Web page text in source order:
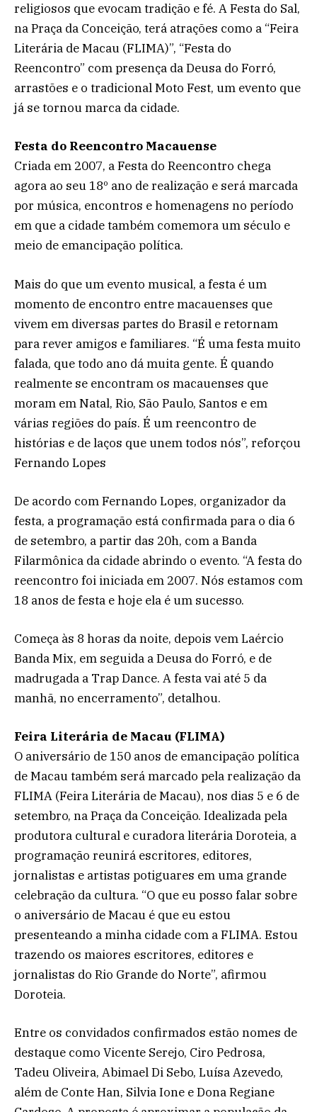
religiosos que evocam tradição e fé. A Festa do Sal,
na Praça da Conceição, terá atrações como a “Feira
Literária de Macau (FLIMA)”, “Festa do
Reencontro” com presença da Deusa do Forró,
arrastões e o tradicional Moto Fest, um evento que
já se tornou marca da cidade.
Festa do Reencontro Macauense
Criada em 2007, a Festa do Reencontro chega
agora ao seu 18º ano de realização e será marcada
por música, encontros e homenagens no período
em que a cidade também comemora um século e
meio de emancipação política.
Mais do que um evento musical, a festa é um
momento de encontro entre macauenses que
vivem em diversas partes do Brasil e retornam
para rever amigos e familiares. “É uma festa muito
falada, que todo ano dá muita gente. É quando
realmente se encontram os macauenses que
moram em Natal, Rio, São Paulo, Santos e em
várias regiões do país. É um reencontro de
histórias e de laços que unem todos nós”, reforçou
Fernando Lopes
De acordo com Fernando Lopes, organizador da
festa, a programação está confirmada para o dia 6
de setembro, a partir das 20h, com a Banda
Filarmônica da cidade abrindo o evento. “A festa do
reencontro foi iniciada em 2007. Nós estamos com
18 anos de festa e hoje ela é um sucesso.
Começa às 8 horas da noite, depois vem Laércio
Banda Mix, em seguida a Deusa do Forró, e de
madrugada a Trap Dance. A festa vai até 5 da
manhã, no encerramento”, detalhou.
Feira Literária de Macau (FLIMA)
O aniversário de 150 anos de emancipação política
de Macau também será marcado pela realização da
FLIMA (Feira Literária de Macau), nos dias 5 e 6 de
setembro, na Praça da Conceição. Idealizada pela
produtora cultural e curadora literária Doroteia, a
programação reunirá escritores, editores,
jornalistas e artistas potiguares em uma grande
celebração da cultura. “O que eu posso falar sobre
o aniversário de Macau é que eu estou
presenteando a minha cidade com a FLIMA. Estou
trazendo os maiores escritores, editores e
jornalistas do Rio Grande do Norte”, afirmou
Doroteia.
Entre os convidados confirmados estão nomes de
destaque como Vicente Serejo, Ciro Pedrosa,
Tadeu Oliveira, Abimael Di Sebo, Luísa Azevedo,
além de Conte Han, Silvia Ione e Dona Regiane